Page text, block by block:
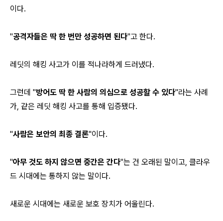
이다.
"공격자들은 딱 한 번만 성공하면 된다"고 한다.
레딧의 해킹 사고가 이를 적나라하게 드러냈다.
그런데 "방어도 딱 한 사람의 의심으로 성공할 수 있다"라는 사례
가, 같은 레딧 해킹 사고를 통해 입증됐다.
"사람은 보안의 최종 결론"이다.
"아무 것도 하지 않으면 중간은 간다"는 건 오래된 말이고, 클라우
드 시대에는 통하지 않는 말이다.
새로운 시대에는 새로운 보호 장치가 어울린다.